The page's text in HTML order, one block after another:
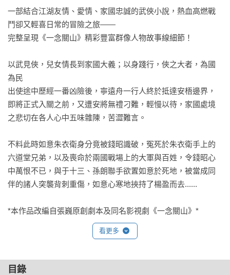
一部結合江湖友情、愛情、家國忠誠的武俠小說，熱血高燃戰
鬥卻又輕喜日常的冒險之旅——
完整呈現《一念關山》精彩豐富群像人物故事線細節！
以武見俠，兒女情長到家國大義；以身踐行，俠之大者，為國
為民
出使途中歷經一番凶險後，寧遠舟一行人終於抵達安梧邊界，
即將正式入關之前，又遭安將無禮刁難，輕慢以待，家國處境
之悲切在各人心中五味雜陳，苦澀難言。
不料此時如意朱衣衛身分竟被錢昭識破，冤死於朱衣衛手上的
六道堂兄弟，以及喪命於兩國戰場上的大軍與百姓，令錢昭心
中萬恨不已，與于十三、孫朗聯手欲置如意於死地，被當成同
伴的諸人突襲背刺重傷，如意心寒地挾持了楊盈而去......
*本作品改編自張巍原創劇本及同名影視劇《一念關山》*
看更多
目錄